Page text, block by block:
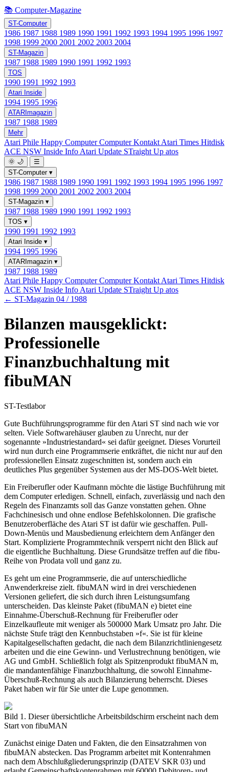
📚 Computer-Magazine
ST-Computer
1986 1987 1988 1989 1990 1991 1992 1993 1994 1995 1996 1997
1998 1999 2000 2001 2002 2003 2004
ST-Magazin
1987 1988 1989 1990 1991 1992 1993
TOS
1990 1991 1992 1993
Atari Inside
1994 1995 1996
ATARImagazin
1987 1988 1989
Mehr
Atari Phile Happy ComputerComputer Kontakt Atari Times Hitdisk
ACE NSW Inside Info Atari Update STraight Up atos
🌞 🌙
☰
ST-Computer ▾
1986 1987 1988 1989 1990 1991 1992 1993 1994 1995 1996 1997
1998 1999 2000 2001 2002 2003 2004
ST-Magazin ▾
1987 1988 1989 1990 1991 1992 1993
TOS ▾
1990 1991 1992 1993
Atari Inside ▾
1994 1995 1996
ATARImagazin ▾
1987 1988 1989
Atari Phile Happy ComputerComputer Kontakt Atari Times Hitdisk
ACE NSW Inside Info Atari Update STraight Up atos
← ST-Magazin 04 / 1988
Bilanzen mausgeklickt:
Professionelle
Finanzbuchhaltung mit
fibuMAN
ST-Testlabor
Gute Buchführungsprogramme für den Atari ST sind nach wie vor
selten. Viele Softwarehäuser glauben zu Unrecht, nur der
sogenannte »Industriestandard« sei dafür geeignet. Dieses Vorurteil
wird nun durch eine Programmserie entkräftet, die nicht nur auf den
professionellen Einsatz zugeschnitten ist, sondern auch ein
deutliches Plus gegenüber Systemen aus der MS-DOS-Welt bietet.
Ein Freiberufler oder Kaufmann möchte die lästige Buchführung mit
dem Computer erledigen. Schnell, einfach, zuverlässig und nach den
Regeln des Finanzamts soll das Ganze vonstatten gehen. Ohne
Fachchinesisch und ohne endlose Befehlskolonnen. Die grafische
Benutzeroberfläche des Atari ST ist dafür wie geschaffen. Pull-
Down-Menüs und Mausbedienung erleichtern dem Anfänger den
Start. Komplizierte Programmtechnik versperrt nicht den Blick auf
die eigentliche Buchhaltung. Diese Grundsätze treffen auf die fibu-
Reihe von Prodata voll und ganz zu.
Es geht um eine Programmserie, die auf unterschiedliche
Anwenderkreise zielt. fibuMAN wird in drei verschiedenen
Versionen geliefert, die sich durch ihren Leistungsumfang
unterscheiden. Das kleinste Paket (fibuMAN e) bietet eine
Einnahme-Überschuß-Rechnung für Freiberufler oder
Einzelkaufleute mit weniger als 500000 Mark Umsatz pro Jahr. Die
nächste Stufe trägt den Kennbuchstaben »f«. Sie ist für kleine
Kapitalgesellschaften gedacht, die nach dem Bilanzrichtliniengesetz
arbeiten und die eine Gewinn- und Verlustrechnung benötigen, wie
AG und GmbH. Schließlich folgt als Spitzenprodukt fibuMAN m,
die mandantenfähige Finanzbuchhaltung, die sowohl Einnahme-
Überschuß-Rechnung als auch Bilanzierung beherrscht. Dieses
Paket haben wir für Sie unter die Lupe genommen.
Bild 1. Dieser übersichtliche Arbeitsbildschirm erscheint nach dem
Start von fibuMAN
Zunächst einige Daten und Fakten, die den Einsatzrahmen von
fibuMAN abstecken. Das Programm arbeitet mit Kontenrahmen
nach dem Abschlußgliederungsprinzip (DATEV SKR 03) und